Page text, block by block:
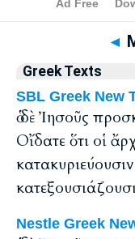
◄
Greek Texts
SBL Greek New
ὁ δὲ Ἰησοῦς
Οἴδατε ὅτι οἱ
Nestle Greek